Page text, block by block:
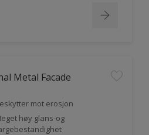
Metal Facade
mot erosjon
høy glans-og